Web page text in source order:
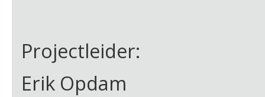
Projectleider:
Erik Opdam